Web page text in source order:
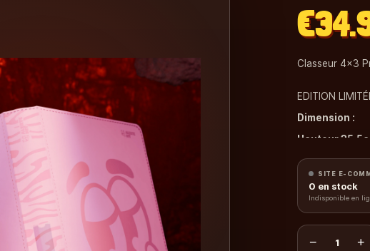
Classeur 4x3
EDITION
Dimension :
Hauteur
Largeur 32cm
SITE E-
0 en stock
Indisponible en
− 1 +